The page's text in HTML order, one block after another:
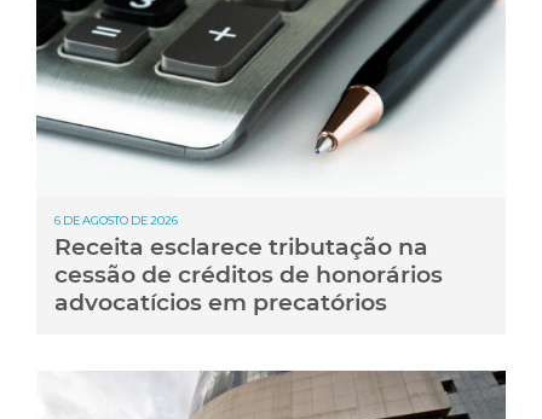
6 DE AGOSTO DE 2026
Receita esclarece tributação na
cessão de créditos de honorários
advocatícios em precatórios